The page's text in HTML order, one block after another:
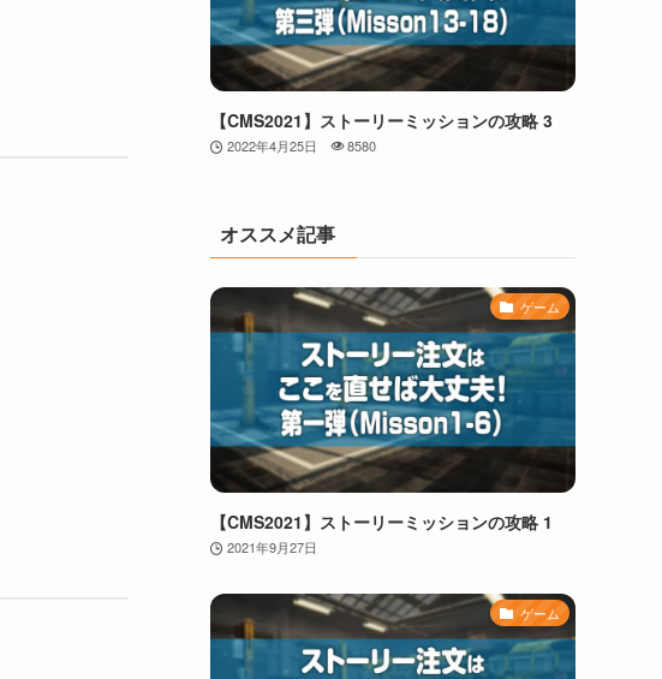
【CMS2021】ストーリーミッションの攻略 3
2022年4月25日 8580
オススメ記事
ゲーム
【CMS2021】ストーリーミッションの攻略 1
2021年9月27日
ゲーム